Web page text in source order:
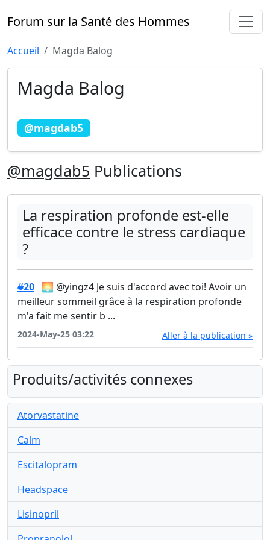
Forum sur la Santé des Hommes
Accueil Magda Balog
Magda Balog
@magdab5
@magdab5 Publications
La respiration profonde est-elle
efficace contre le stress cardiaque
?
#20 🌅 @yingz4 Je suis d'accord avec toi! Avoir un
meilleur sommeil grâce à la respiration profonde
m'a fait me sentir b ...
2024-May-25 03:22 Aller à la publication »
Produits/activités connexes
Atorvastatine
Calm
Escitalopram
Headspace
Lisinopril